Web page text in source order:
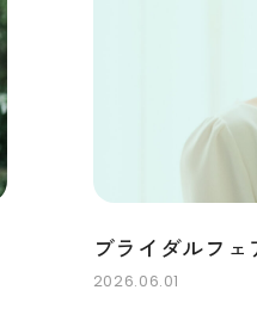
ブライダルフ
2026.06.01